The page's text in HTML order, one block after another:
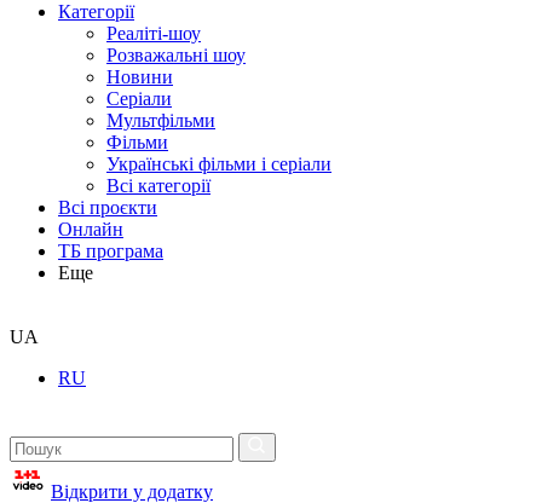
Категорії
Реаліті-шоу
Розважальні шоу
Новини
Серіали
Мультфільми
Фільми
Українські фільми і серіали
Всі категорії
Всі проєкти
Онлайн
ТБ програма
Еще
UA
RU
Відкрити у додатку